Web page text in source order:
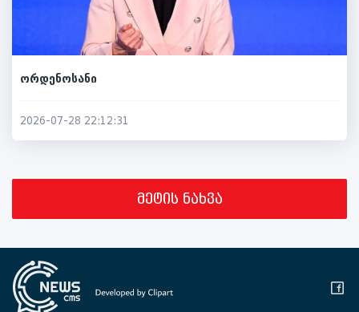
ორდენოსანი
2026-07-28 22:12:31
მეტის ნახვა